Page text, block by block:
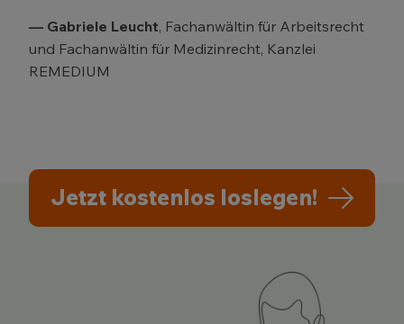
— Gabriele Leucht, Fachanwältin für Arbeitsrecht
und Fachanwältin für Medizinrecht, Kanzlei
REMEDIUM
Jetzt kostenlos loslegen!